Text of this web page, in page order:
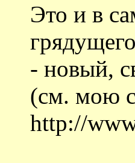
Это и в
- новый,
(см. мою
http://